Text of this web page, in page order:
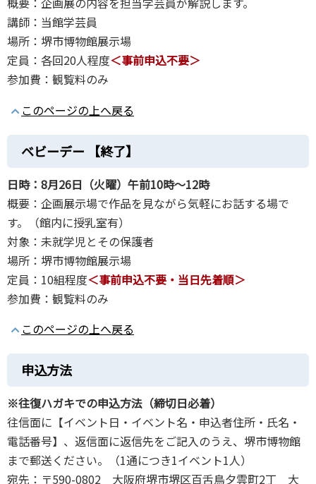
講師：当館学芸員
場所：堺市博物館展示場
定員：各回20人程度＜事前申込不要＞
参加費：観覧料のみ
このページの上へ戻る
ベビーデー 【終了】
日時：8月26日（火曜）午前10時～12時
概要：企画展示場で作品を見ながら気軽にお話する場で
す。（館内に授乳室有）
対象：未就学児とその保護者
場所：堺市博物館展示場
定員：10組程度＜事前申込不要・当日先着順＞
参加費：観覧料のみ
このページの上へ戻る
申込方法
※往復ハガキでの申込方法（締切日必着）
往信面に【イベント日・イベント名・申込者住所・氏名・
電話番号】、返信面に返信先をご記入のうえ、堺市博物館
まで郵送ください。（1通につき1イベント1人）
宛先：〒590-0802 大阪府堺市堺区百舌鳥夕雲町2丁 大